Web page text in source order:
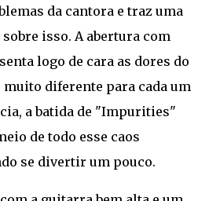
da cantora e traz uma
isso. A abertura com
logo de cara as dores do
diferente para cada um
a batida de "Impurities"
de todo esse caos
se divertir um pouco.